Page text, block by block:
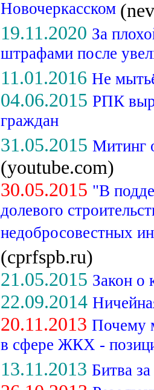
Новочеркасском
19.11.2020 За
штрафами после
11.01.2016 Не
04.06.2015 РПК
граждан
31.05.2015 Митинг
(youtube.com)
30.05.2015 "В
долевого
недобросовестных
(cprfspb.ru)
21.05.2015 Закон о
22.09.2014
20.11.2013 Почему
в сфере ЖКХ -
13.11.2013 Битва